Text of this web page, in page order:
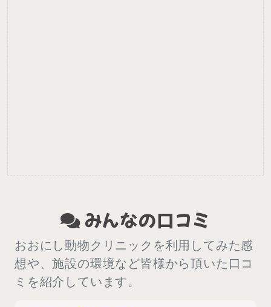
みんなの口コミ
おおにし動物クリニックを利用してみた感
想や、施設の環境など皆様から頂いた口コ
ミを紹介しています。